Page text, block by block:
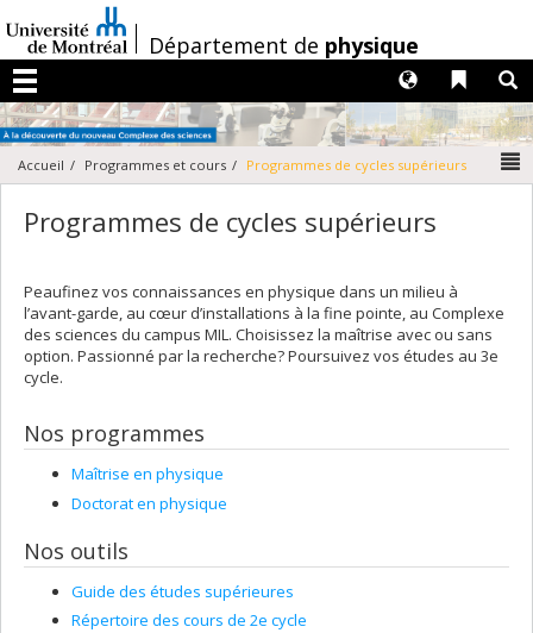
au
contenu
/Département de physique
Menu
Liens
Langues
Accueil Programmes et cours Programmes de cycles supérieurs
Programmes de cycles supérieurs
Peaufinez vos connaissances en physique dans un milieu à
l’avant-garde, au cœur d’installations à la fine pointe, au Complexe
des sciences du campus MIL. Choisissez la maîtrise avec ou sans
option. Passionné par la recherche? Poursuivez vos études au 3e
cycle.
Nos programmes
Maîtrise en physique
Doctorat en physique
Nos outils
Guide des études supérieures
Répertoire des cours de 2e cycle